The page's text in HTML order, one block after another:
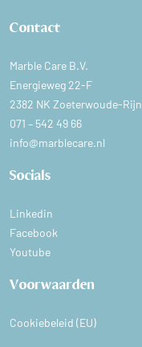
Contact
Marble Care B.V.
Energieweg 22-F
2382 NK Zoeterwoude-
071 – 542 49 66
info@marblecare.nl
Socials
Linkedin
Facebook
Youtube
Voorwaarden
Cookiebeleid (EU)